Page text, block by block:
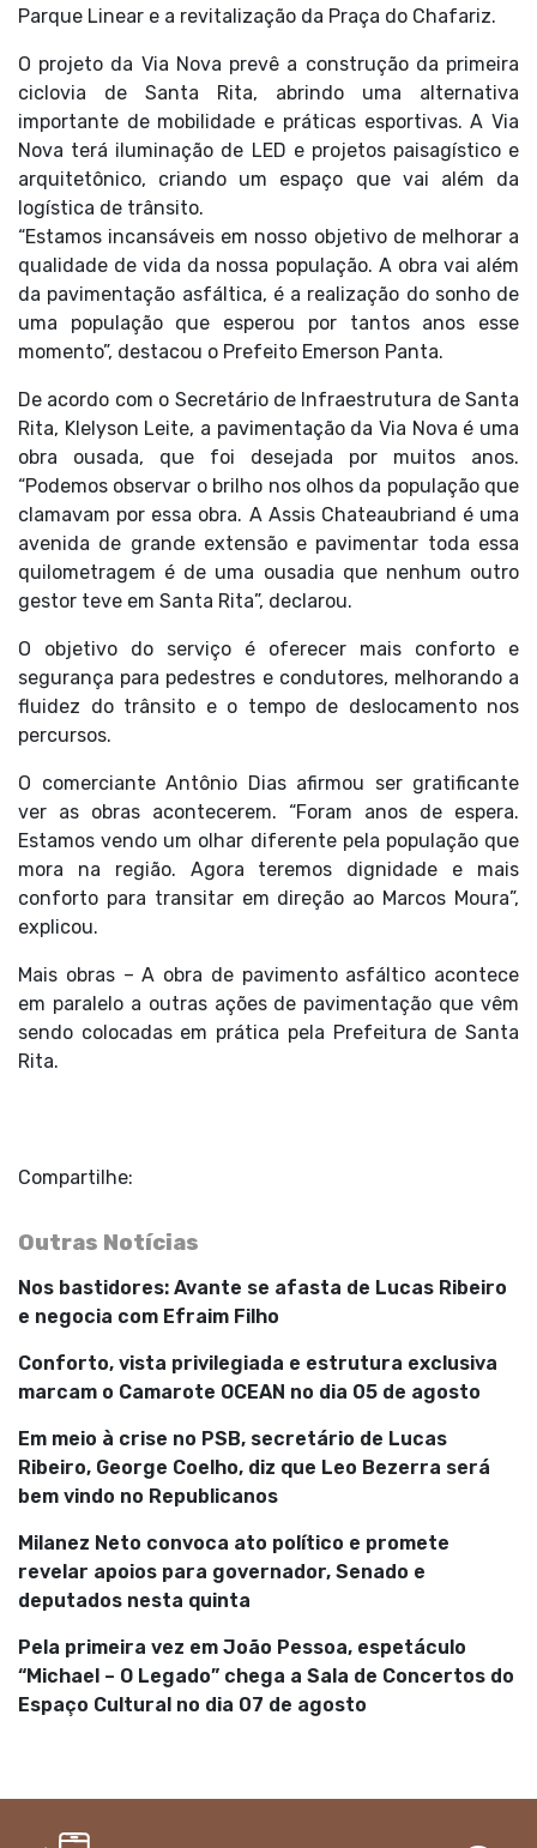
Parque Linear e a revitalização da Praça do Chafariz.
O projeto da Via Nova prevê a construção da primeira
ciclovia de Santa Rita, abrindo uma alternativa
importante de mobilidade e práticas esportivas. A Via
Nova terá iluminação de LED e projetos paisagístico e
arquitetônico, criando um espaço que vai além da
logística de trânsito.
“Estamos incansáveis em nosso objetivo de melhorar a
qualidade de vida da nossa população. A obra vai além
da pavimentação asfáltica, é a realização do sonho de
uma população que esperou por tantos anos esse
momento”, destacou o Prefeito Emerson Panta.
De acordo com o Secretário de Infraestrutura de Santa
Rita, Klelyson Leite, a pavimentação da Via Nova é uma
obra ousada, que foi desejada por muitos anos.
“Podemos observar o brilho nos olhos da população que
clamavam por essa obra. A Assis Chateaubriand é uma
avenida de grande extensão e pavimentar toda essa
quilometragem é de uma ousadia que nenhum outro
gestor teve em Santa Rita”, declarou.
O objetivo do serviço é oferecer mais conforto e
segurança para pedestres e condutores, melhorando a
fluidez do trânsito e o tempo de deslocamento nos
percursos.
O comerciante Antônio Dias afirmou ser gratificante
ver as obras acontecerem. “Foram anos de espera.
Estamos vendo um olhar diferente pela população que
mora na região. Agora teremos dignidade e mais
conforto para transitar em direção ao Marcos Moura”,
explicou.
Mais obras – A obra de pavimento asfáltico acontece
em paralelo a outras ações de pavimentação que vêm
sendo colocadas em prática pela Prefeitura de Santa
Rita.
Compartilhe:
Outras Notícias
Nos bastidores: Avante se afasta de Lucas Ribeiro
e negocia com Efraim Filho
Conforto, vista privilegiada e estrutura exclusiva
marcam o Camarote OCEAN no dia 05 de agosto
Em meio à crise no PSB, secretário de Lucas
Ribeiro, George Coelho, diz que Leo Bezerra será
bem vindo no Republicanos
Milanez Neto convoca ato político e promete
revelar apoios para governador, Senado e
deputados nesta quinta
Pela primeira vez em João Pessoa, espetáculo
“Michael – O Legado” chega a Sala de Concertos do
Espaço Cultural no dia 07 de agosto